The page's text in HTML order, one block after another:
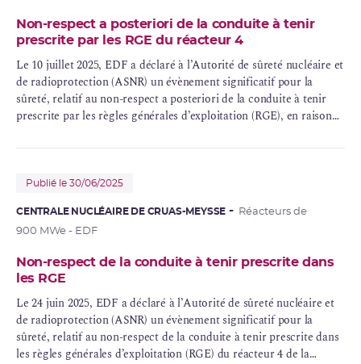
Non-respect a posteriori de la conduite à tenir
prescrite par les RGE du réacteur 4
Le 10 juillet 2025, EDF a déclaré à l’Autorité de sûreté nucléaire et
de radioprotection (ASNR) un évènement significatif pour la
sûreté, relatif au non-respect a posteriori de la conduite à tenir
prescrite par les règles générales d’exploitation (RGE), en raison
Publié le 30/06/2025
CENTRALE NUCLÉAIRE DE CRUAS-MEYSSE
Réacteurs de
900 MWe - EDF
Non-respect de la conduite à tenir prescrite dans
les RGE
Le 24 juin 2025, EDF a déclaré à l’Autorité de sûreté nucléaire et
de radioprotection (ASNR) un évènement significatif pour la
sûreté, relatif au non-respect de la conduite à tenir prescrite dans
les règles générales d’exploitation (RGE) du réacteur 4 de la